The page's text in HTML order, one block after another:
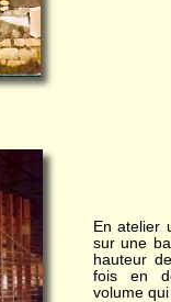
En atelier
sur une
hauteur
fois en
volume